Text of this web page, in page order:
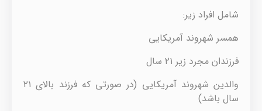
شامل افراد زیر:
همسر شهروند آمریکایی
فرزندان مجرد زیر ۲۱ سال
والدین شهروند آمریکایی (در صورتی که فرزند بالای ۲۱
سال باشد)